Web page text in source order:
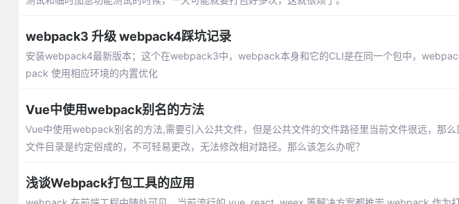
webpack3 升级 webpack4踩坑记录
安装webpack4最新版本；这个在webpack3中，webpack本身和它的CLI是在同一个包中，
pack 使用相应环境的内置优化
Vue中使用webpack别名的方法
Vue中使用webpack别名的方法,需要引入公共文件，但是公共文件的文件路径里当前文件很远，那
文件目录是约定俗成的，不可轻易更改，无法修改相对路径。那么该怎么办呢？
浅谈Webpack打包工具的应用